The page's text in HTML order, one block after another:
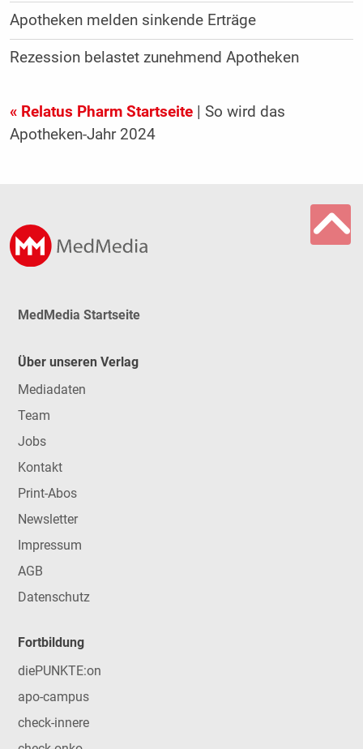
Apotheken melden sinkende Erträge
Rezession belastet zunehmend Apotheken
« Relatus Pharm Startseite| So wird das
Apotheken-Jahr 2024
MedMedia Startseite
Über unseren Verlag
Mediadaten
Team
Jobs
Kontakt
Print-Abos
Newsletter
Impressum
AGB
Datenschutz
Fortbildung
diePUNKTE:on
apo-campus
check-innere